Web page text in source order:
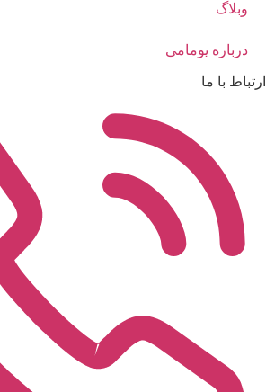
وبلاگ
درباره یومامی
ارتباط با ما